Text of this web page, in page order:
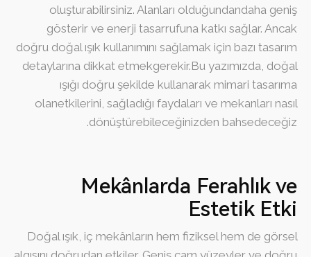
oluşturabilirsiniz. Alanları olduğundandaha geniş
gösterir ve enerji tasarrufuna katkı sağlar. Ancak
doğru doğal ışık kullanımını sağlamak için bazı tasarım
detaylarına dikkat etmekgerekir.Bu yazımızda, doğal
ışığı doğru şekilde kullanarak mimari tasarıma
olanetkilerini, sağladığı faydaları ve mekanları nasıl
dönüştürebileceğinizden bahsedeceğiz.
Mekânlarda Ferahlık ve
Estetik Etki
Doğal ışık, iç mekânların hem fiziksel hem de görsel